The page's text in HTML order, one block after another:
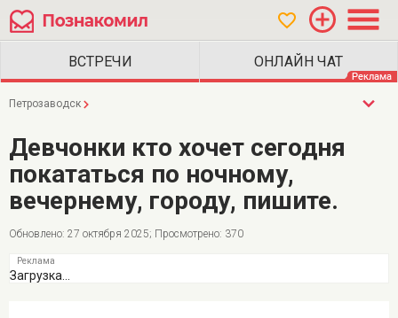
Петрозаводск
Девчонки кто хочет сегодня
покататься по ночному,
вечернему, городу, пишите.
Обновлено: 27 октября 2025; Просмотрено: 370
Загрузка...